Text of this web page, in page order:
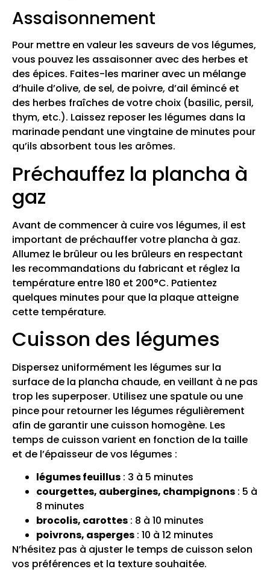
Assaisonnement
Pour mettre en valeur les saveurs de vos légumes,
vous pouvez les assaisonner avec des herbes et
des épices. Faites-les mariner avec un mélange
d’huile d’olive, de sel, de poivre, d’ail émincé et
des herbes fraîches de votre choix (basilic, persil,
thym, etc.). Laissez reposer les légumes dans la
marinade pendant une vingtaine de minutes pour
qu’ils absorbent tous les arômes.
Préchauffez la plancha à
gaz
Avant de commencer à cuire vos légumes, il est
important de préchauffer votre plancha à gaz.
Allumez le brûleur ou les brûleurs en respectant
les recommandations du fabricant et réglez la
température entre 180 et 200°C. Patientez
quelques minutes pour que la plaque atteigne
cette température.
Cuisson des légumes
Dispersez uniformément les légumes sur la
surface de la plancha chaude, en veillant à ne pas
trop les superposer. Utilisez une spatule ou une
pince pour retourner les légumes régulièrement
afin de garantir une cuisson homogène. Les
temps de cuisson varient en fonction de la taille
et de l’épaisseur de vos légumes :
légumes feuillus : 3 à 5 minutes
courgettes, aubergines, champignons : 5 à
8 minutes
brocolis, carottes : 8 à 10 minutes
poivrons, asperges : 10 à 12 minutes
N’hésitez pas à ajuster le temps de cuisson selon
vos préférences et la texture souhaitée.